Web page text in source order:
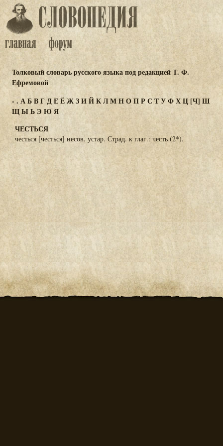
Толковый словарь русского языка под редакцией Т. Ф.
Ефремовой
- . АБВГДЕЁЖЗИЙКЛМНОПР С ТУФХЦ [Ч] Ш
ЩЫЬЭ ЮЯ
ЧЕСТЬСЯ
честься [честься] несов. устар. Страд. к глаг.: честь (2*).